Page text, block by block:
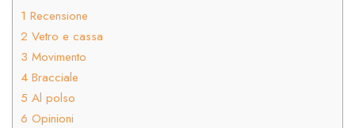
1 Recensione
2 Vetro e cassa
3 Movimento
4 Bracciale
5 Al polso
6 Opinioni